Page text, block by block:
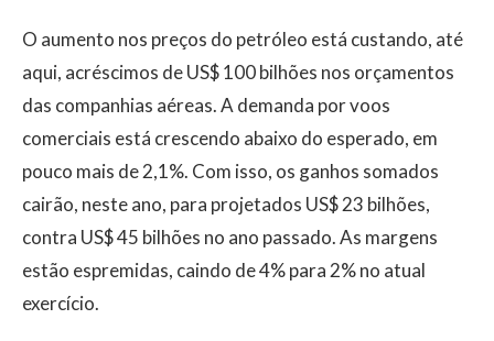
O aumento nos preços do petróleo está custando, até
aqui, acréscimos de US$ 100 bilhões nos orçamentos
das companhias aéreas. A demanda por voos
comerciais está crescendo abaixo do esperado, em
pouco mais de 2,1%. Com isso, os ganhos somados
cairão, neste ano, para projetados US$ 23 bilhões,
contra US$ 45 bilhões no ano passado. As margens
estão espremidas, caindo de 4% para 2% no atual
exercício.